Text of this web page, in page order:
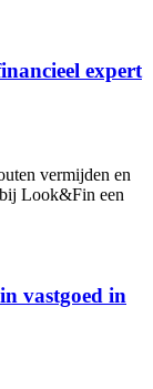
expert
vermijden en
Look&Fin een
vastgoed in